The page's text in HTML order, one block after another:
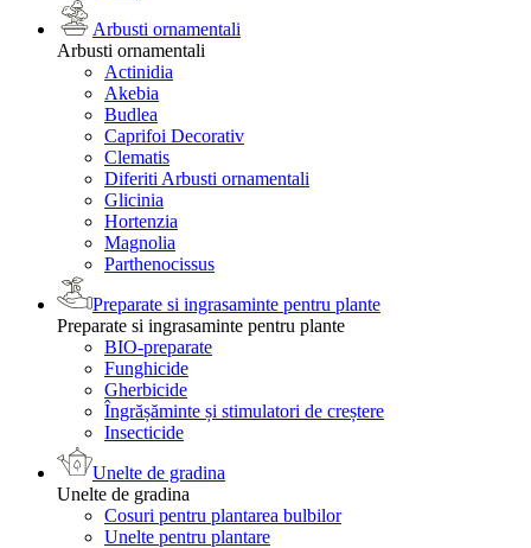
Arbusti ornamentali
Arbusti ornamentali
Actinidia
Akebia
Budlea
Caprifoi Decorativ
Clematis
Diferiti Arbusti ornamentali
Glicinia
Hortenzia
Magnolia
Parthenocissus
Preparate si ingrasaminte pentru plante
Preparate si ingrasaminte pentru plante
BIO-preparate
Funghicide
Gherbicide
Îngrășăminte și stimulatori de creștere
Insecticide
Unelte de gradina
Unelte de gradina
Cosuri pentru plantarea bulbilor
Unelte pentru plantare